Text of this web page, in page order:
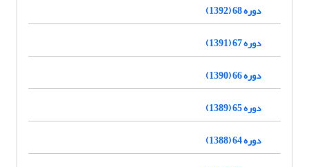
دوره 68 (1392)
دوره 67 (1391)
دوره 66 (1390)
دوره 65 (1389)
دوره 64 (1388)